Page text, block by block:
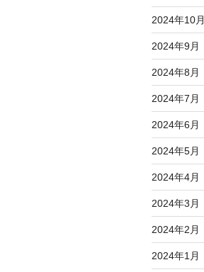
2024年10月
2024年9月
2024年8月
2024年7月
2024年6月
2024年5月
2024年4月
2024年3月
2024年2月
2024年1月